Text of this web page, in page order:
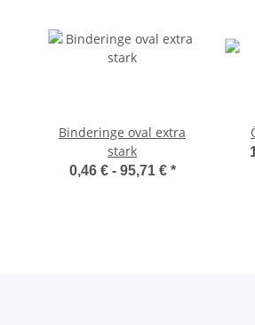
Binderinge oval extra
stark
0,46 € - 95,71 € *